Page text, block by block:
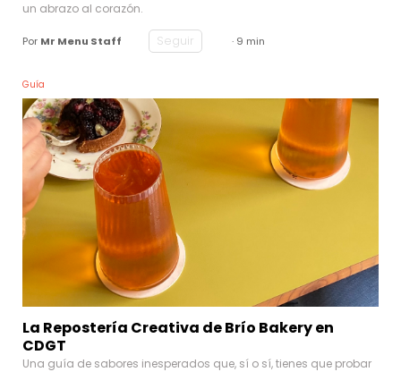
un abrazo al corazón.
Por Mr Menu Staff Seguir · 9 min
Guía
La Repostería Creativa de Brío Bakery en
CDGT
Una guía de sabores inesperados que, sí o sí, tienes que probar